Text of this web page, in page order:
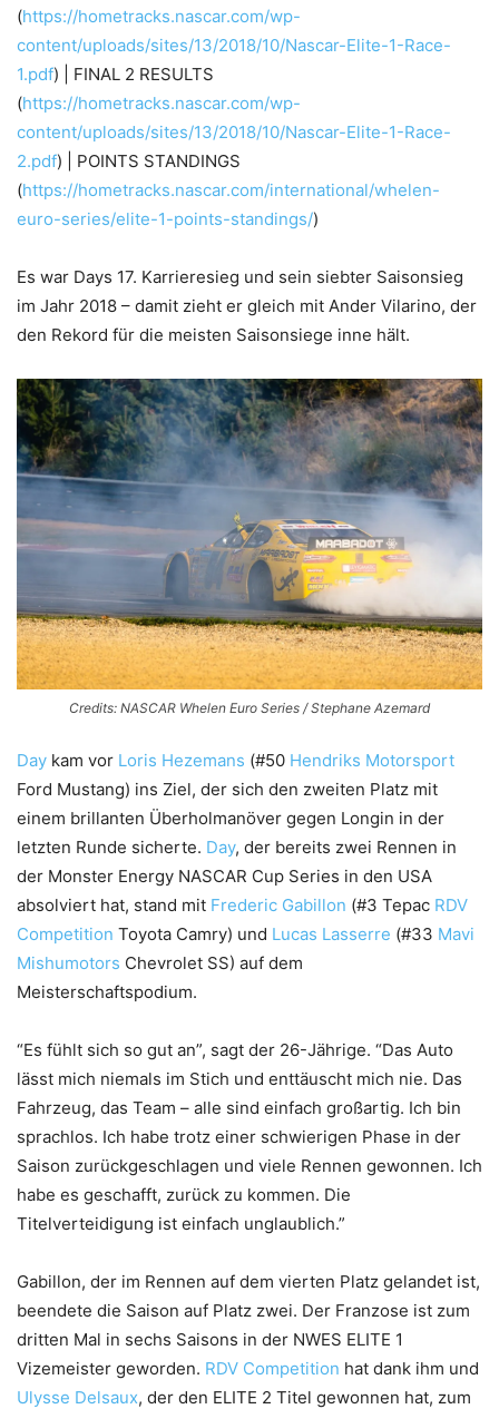
(https://hometracks.nascar.com/wp-
content/uploads/sites/13/2018/10/Nascar-Elite-1-Race-
1.pdf) | FINAL 2 RESULTS
(https://hometracks.nascar.com/wp-
content/uploads/sites/13/2018/10/Nascar-Elite-1-Race-
2.pdf) | POINTS STANDINGS
(https://hometracks.nascar.com/international/whelen-
euro-series/elite-1-points-standings/)
Es war Days 17. Karrieresieg und sein siebter Saisonsieg
im Jahr 2018 – damit zieht er gleich mit Ander Vilarino, der
den Rekord für die meisten Saisonsiege inne hält.
Credits: NASCAR Whelen Euro Series / Stephane Azemard
Day kam vor Loris Hezemans (#50 Hendriks Motorsport
Ford Mustang) ins Ziel, der sich den zweiten Platz mit
einem brillanten Überholmanöver gegen Longin in der
letzten Runde sicherte. Day, der bereits zwei Rennen in
der Monster Energy NASCAR Cup Series in den USA
absolviert hat, stand mit Frederic Gabillon (#3 Tepac RDV
Competition Toyota Camry) und Lucas Lasserre (#33 Mavi
Mishumotors Chevrolet SS) auf dem
Meisterschaftspodium.
“Es fühlt sich so gut an”, sagt der 26-Jährige. “Das Auto
lässt mich niemals im Stich und enttäuscht mich nie. Das
Fahrzeug, das Team – alle sind einfach großartig. Ich bin
sprachlos. Ich habe trotz einer schwierigen Phase in der
Saison zurückgeschlagen und viele Rennen gewonnen. Ich
habe es geschafft, zurück zu kommen. Die
Titelverteidigung ist einfach unglaublich.”
Gabillon, der im Rennen auf dem vierten Platz gelandet ist,
beendete die Saison auf Platz zwei. Der Franzose ist zum
dritten Mal in sechs Saisons in der NWES ELITE 1
Vizemeister geworden. RDV Competition hat dank ihm und
Ulysse Delsaux, der den ELITE 2 Titel gewonnen hat, zum